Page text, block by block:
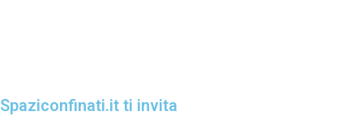
Spaziconfinati.it ti invita